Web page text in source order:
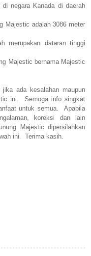
negara Kanada di daerah
Majestic adalah 3086 meter
merupakan dataran tinggi
Majestic bernama Majestic
ada kesalahan maupun
ini. Semoga info singkat
untuk semua. Apabila
koreksi dan lain
Majestic dipersilahkan
ini. Terima kasih.